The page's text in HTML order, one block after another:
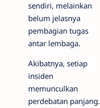
sendiri, melainkan
belum jelasnya
pembagian tugas
antar lembaga.
Akibatnya, setiap
insiden
memunculkan
perdebatan panjang.